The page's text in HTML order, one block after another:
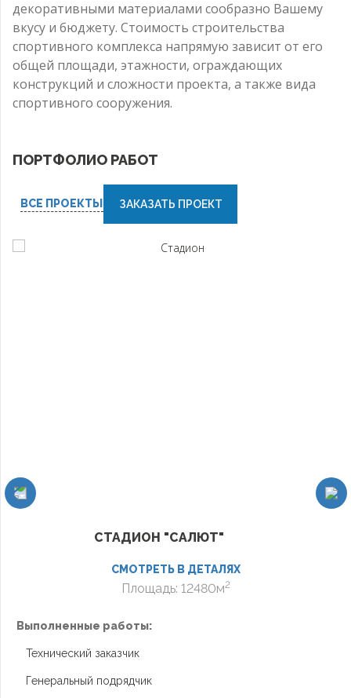
декоративными материалами сообразно Вашему
вкусу и бюджету. Стоимость строительства
спортивного комплекса напрямую зависит от его
общей площади, этажности, ограждающих
конструкций и сложности проекта, а также вида
спортивного сооружения.
ПОРТФОЛИО РАБОТ
ВСЕ ПРОЕКТЫ ЗАКАЗАТЬ ПРОЕКТ
СТАДИОН "САЛЮТ"
СМОТРЕТЬ В ДЕТАЛЯХ
Площадь: 12480м2
Выполненные работы:
Технический заказчик
Генеральный подрядчик